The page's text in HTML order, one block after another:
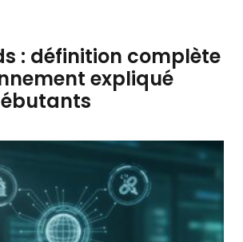
: définition complète
expliqué